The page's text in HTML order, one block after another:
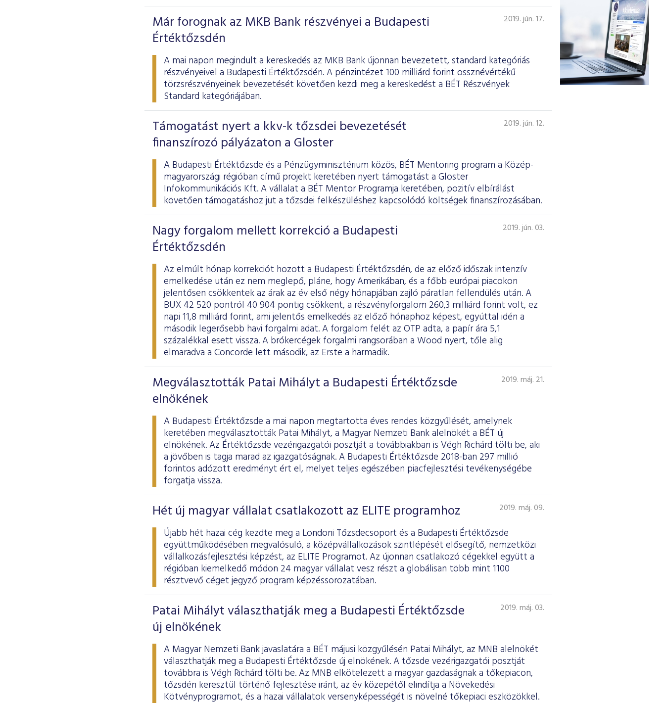
Már forognak az MKB Bank részvényei a Budapesti
Értéktőzsdén
2019. jún. 17.
A mai napon megindult a kereskedés az MKB Bank újonnan bevezetett, standard kategóriás
részvényeivel a Budapesti Értéktőzsdén. A pénzintézet 100 milliárd forint össznévértékű
törzsrészvényeinek bevezetését követően kezdi meg a kereskedést a BÉT Részvények
Standard kategóriájában.
Támogatást nyert a kkv-k tőzsdei bevezetését
finanszírozó pályázaton a Gloster
2019. jún. 12.
A Budapesti Értéktőzsde és a Pénzügyminisztérium közös, BÉT Mentoring program a Közép-
magyarországi régióban című projekt keretében nyert támogatást a Gloster
Infokommunikációs Kft. A vállalat a BÉT Mentor Programja keretében, pozitív elbírálást
követően támogatáshoz jut a tőzsdei felkészüléshez kapcsolódó költségek finanszírozásában.
Nagy forgalom mellett korrekció a Budapesti
Értéktőzsdén
2019. jún. 03.
Az elmúlt hónap korrekciót hozott a Budapesti Értéktőzsdén, de az előző időszak intenzív
emelkedése után ez nem meglepő, pláne, hogy Amerikában, és a főbb európai piacokon
jelentősen csökkentek az árak az év első négy hónapjában zajló páratlan fellendülés után. A
BUX 42 520 pontról 40 904 pontig csökkent, a részvényforgalom 260,3 milliárd forint volt, ez
napi 11,8 milliárd forint, ami jelentős emelkedés az előző hónaphoz képest, egyúttal idén a
második legerősebb havi forgalmi adat. A forgalom felét az OTP adta, a papír ára 5,1
százalékkal esett vissza. A brókercégek forgalmi rangsorában a Wood nyert, tőle alig
elmaradva a Concorde lett második, az Erste a harmadik.
Megválasztották Patai Mihályt a Budapesti Értéktőzsde
elnökének
2019. máj. 21.
A Budapesti Értéktőzsde a mai napon megtartotta éves rendes közgyűlését, amelynek
keretében megválasztották Patai Mihályt, a Magyar Nemzeti Bank alelnökét a BÉT új
elnökének. Az Értéktőzsde vezérigazgatói posztját a továbbiakban is Végh Richárd tölti be, aki
a jövőben is tagja marad az igazgatóságnak. A Budapesti Értéktőzsde 2018-ban 297 millió
forintos adózott eredményt ért el, melyet teljes egészében piacfejlesztési tevékenységébe
forgatja vissza.
Hét új magyar vállalat csatlakozott az ELITE programhoz 2019. máj. 09.
Újabb hét hazai cég kezdte meg a Londoni Tőzsdecsoport és a Budapesti Értéktőzsde
együttműködésében megvalósuló, a középvállalkozások szintlépését elősegítő, nemzetközi
vállalkozásfejlesztési képzést, az ELITE Programot. Az újonnan csatlakozó cégekkel együtt a
régióban kiemelkedő módon 24 magyar vállalat vesz részt a globálisan több mint 1100
résztvevő céget jegyző program képzéssorozatában.
Patai Mihályt választhatják meg a Budapesti Értéktőzsde
új elnökének
2019. máj. 03.
A Magyar Nemzeti Bank javaslatára a BÉT májusi közgyűlésén Patai Mihályt, az MNB alelnökét
választhatják meg a Budapesti Értéktőzsde új elnökének. A tőzsde vezérigazgatói posztját
továbbra is Végh Richárd tölti be. Az MNB elkötelezett a magyar gazdaságnak a tőkepiacon,
tőzsdén keresztül történő fejlesztése iránt, az év közepétől elindítja a Növekedési
Kötvényprogramot, és a hazai vállalatok versenyképességét is növelné tőkepiaci eszközökkel.